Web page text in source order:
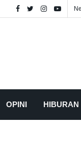
OPINI HIBURAN